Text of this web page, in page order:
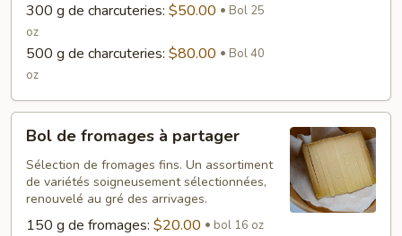
300 g de charcuteries: $50.00
Bol 25
oz
500 g de charcuteries: $80.00
Bol 40
oz
fromages
partager
Bol de fromages à partager
Sélection de fromages fins. Un assortiment
de variétés soigneusement sélectionnées,
renouvelé au gré des arrivages.
150 g de fromages: $20.00 bol 16 oz